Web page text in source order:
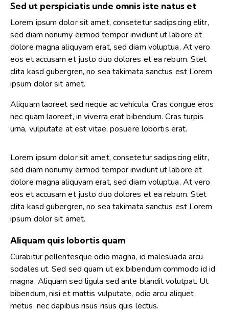
Sed ut perspiciatis unde omnis iste natus et
Lorem ipsum dolor sit amet, consetetur sadipscing elitr,
sed diam nonumy eirmod tempor invidunt ut labore et
dolore magna aliquyam erat, sed diam voluptua. At vero
eos et accusam et justo duo dolores et ea rebum. Stet
clita kasd gubergren, no sea takimata sanctus est Lorem
ipsum dolor sit amet.
Aliquam laoreet sed neque ac vehicula. Cras congue eros
nec quam laoreet, in viverra erat bibendum. Cras turpis
urna, vulputate at est vitae, posuere lobortis erat.
Lorem ipsum dolor sit amet, consetetur sadipscing elitr,
sed diam nonumy eirmod tempor invidunt ut labore et
dolore magna aliquyam erat, sed diam voluptua. At vero
eos et accusam et justo duo dolores et ea rebum. Stet
clita kasd gubergren, no sea takimata sanctus est Lorem
ipsum dolor sit amet.
Aliquam quis lobortis quam
Curabitur pellentesque odio magna, id malesuada arcu
sodales ut. Sed sed quam ut ex bibendum commodo id id
magna. Aliquam sed ligula sed ante blandit volutpat. Ut
bibendum, nisi et mattis vulputate, odio arcu aliquet
metus, nec dapibus risus risus quis lectus.